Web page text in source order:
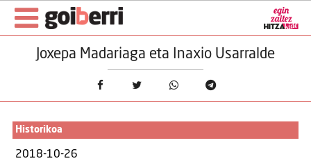
Joxepa Madariaga eta Inaxio Usarralde
Historikoa
2018-10-26